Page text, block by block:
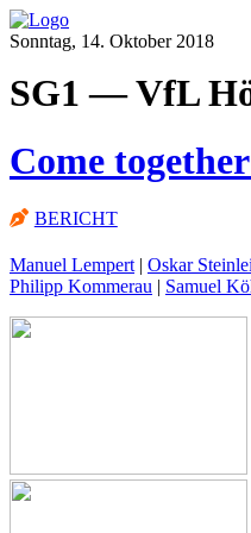
Sonntag, 14. Oktober 2018
SG1 — VfL
Come
BERICHT
Manuel Lempert | Oskar
Philipp Kommerau | Samuel